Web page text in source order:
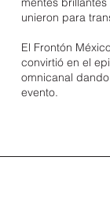
unieron para
El Frontón
convirtió en el
omnicanal
evento.